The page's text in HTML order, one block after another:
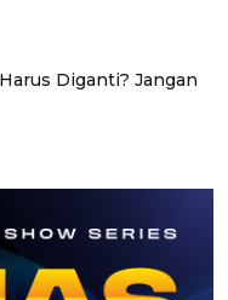
Diganti? Jangan